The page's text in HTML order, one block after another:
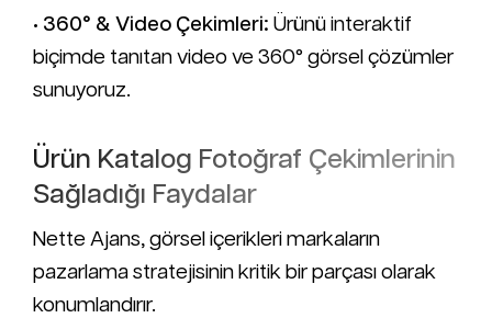
• 360° & Video Çekimleri: Ürünü interaktif
biçimde tanıtan video ve 360° görsel çözümler
sunuyoruz.
Ürün Katalog Fotoğraf Çekimlerinin
Sağladığı Faydalar
Nette Ajans, görsel içerikleri markaların
pazarlama stratejisinin kritik bir parçası olarak
konumlandırır.